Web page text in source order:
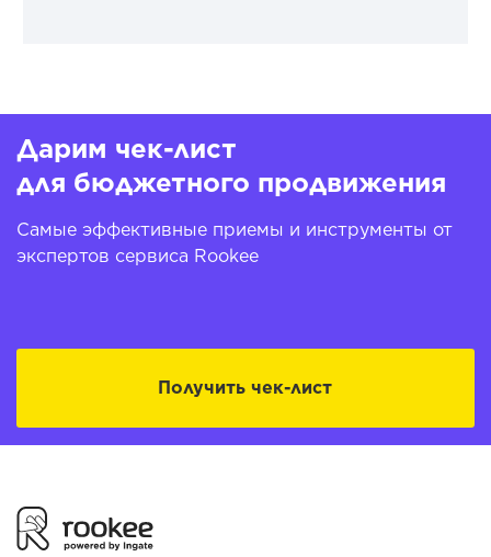
Дарим чек-лист
для бюджетного продвижения
Самые эффективные приемы и инструменты от
экспертов сервиса Rookee
Получить чек-лист